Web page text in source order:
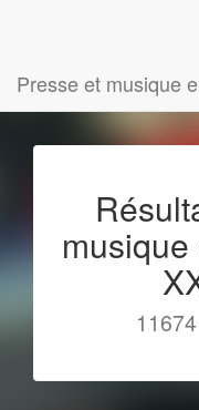
Presse et musique